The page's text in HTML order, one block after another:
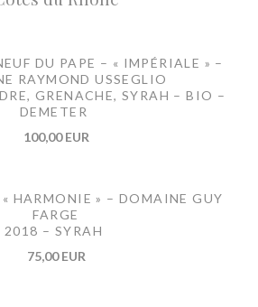
DU PAPE – « IMPÉRIALE » –
RAYMOND USSEGLIO
GRENACHE, SYRAH – BIO –
DEMETER
100,00 EUR
HARMONIE » – DOMAINE GUY
FARGE
2018 – SYRAH
75,00 EUR